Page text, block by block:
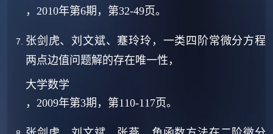
，2010年第6期，第32-49页。
张剑虎、刘文斌、蹇玲玲，一类四阶常微分方程
两点边值问题解的存在唯一性，
大学数学
，2009年第3期，第110-117页。